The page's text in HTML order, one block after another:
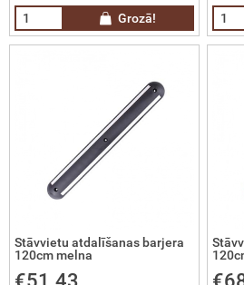
Grozā!
Stāvvietu atdalīšanas barjera
120cm melna
€51.43
infrasarkanās
ūdens līmeņa noteikšanai